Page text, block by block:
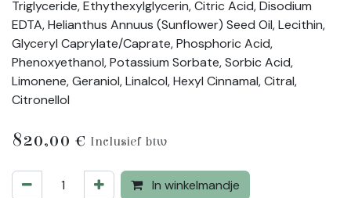
Triglyceride, Ethythexylglycerin, Citric Acid, Disodium
EDTA, Helianthus Annuus (Sunflower) Seed Oil, Lecithin,
Glyceryl Caprylate/Caprate, Phosphoric Acid,
Phenoxyethanol, Potassium Sorbate, Sorbic Acid,
Limonene, Geraniol, Linalcol, Hexyl Cinnamal, Citral,
Citronellol
820,00 € Inclusief btw
In winkelmandje